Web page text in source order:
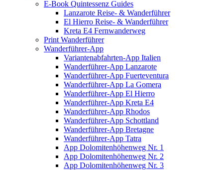
E-Book Quintessenz Guides
Lanzarote Reise- & Wanderführer
El Hierro Reise- & Wanderführer
Kreta E4 Fernwanderweg
Print Wanderführer
Wanderführer-App
Variantenabfahrten-App Italien
Wanderführer-App Lanzarote
Wanderführer-App Fuerteventura
Wanderführer-App La Gomera
Wanderführer-App El Hierro
Wanderführer-App Kreta E4
Wanderführer-App Rhodos
Wanderführer-App Schottland
Wanderführer-App Bretagne
Wanderführer-App Tatra
App Dolomitenhöhenweg Nr. 1
App Dolomitenhöhenweg Nr. 2
App Dolomitenhöhenweg Nr. 3